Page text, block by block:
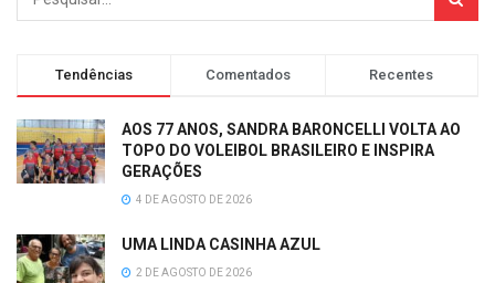
Tendências Comentados Recentes
AOS 77 ANOS, SANDRA BARONCELLI VOLTA AO
TOPO DO VOLEIBOL BRASILEIRO E INSPIRA
GERAÇÕES
4 DE AGOSTO DE 2026
UMA LINDA CASINHA AZUL
2 DE AGOSTO DE 2026